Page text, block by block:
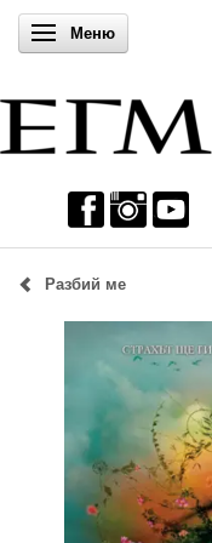
Включи навигацията
Меню
Разбий ме